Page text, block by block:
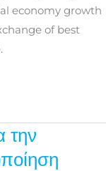
economy growth
of best
την